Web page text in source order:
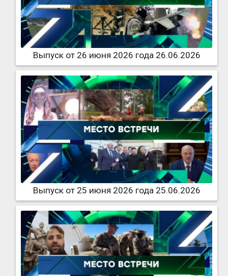
Выпуск от 26 июня 2026 года 26.06.2026
Выпуск от 25 июня 2026 года 25.06.2026